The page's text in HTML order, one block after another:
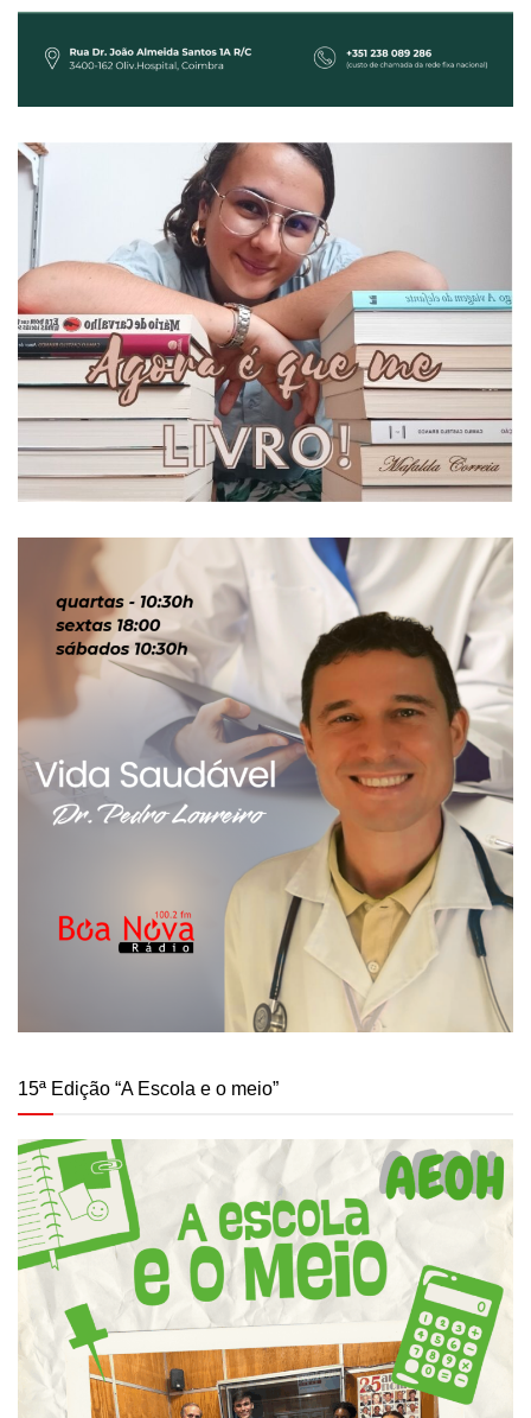
15ª Edição “A Escola e o meio”